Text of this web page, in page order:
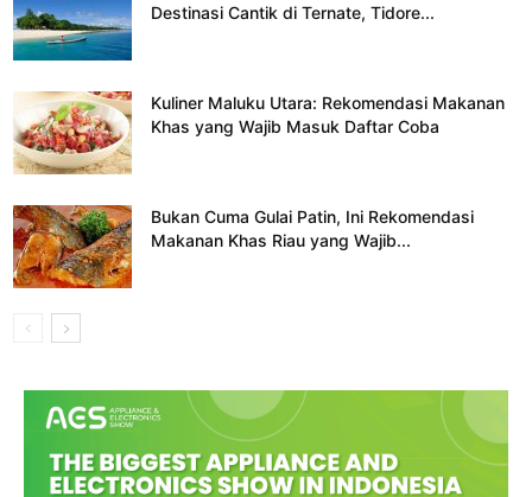
Destinasi Cantik di Ternate, Tidore...
Kuliner Maluku Utara: Rekomendasi Makanan
Khas yang Wajib Masuk Daftar Coba
Bukan Cuma Gulai Patin, Ini Rekomendasi
Makanan Khas Riau yang Wajib...